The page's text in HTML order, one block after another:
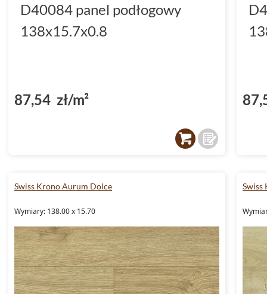
D40084 panel podłogowy
138x15.7x0.8
87,54 zł/m²
Swiss Krono Aurum Dolce
Wymiary: 138.00 x 15.70
Swiss